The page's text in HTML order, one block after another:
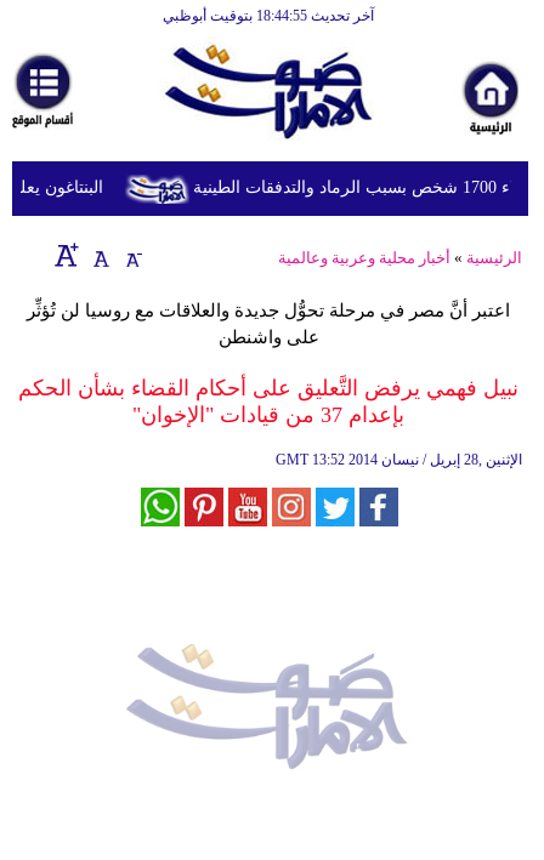
آخر تحديث 18:44:55 بتوقيت أبوظبي
أخبارعاجلة
رياضة
ثقافة
إقتصاد
فن
وموسيقى
أزياء
البنتاغون يعلن
الرئيسية » أخبار محلية وعربية وعالمية
اعتبر أنَّ مصر في مرحلة تحوُّل جديدة والعلاقات مع روسيا لن تُؤثِّر
على واشنطن
نبيل فهمي يرفض التَّعليق على أحكام القضاء بشأن الحكم
بإعدام 37 من قيادات "الإخوان"
GMT 13:52 2014 الإثنين ,28 إبريل / نيسان